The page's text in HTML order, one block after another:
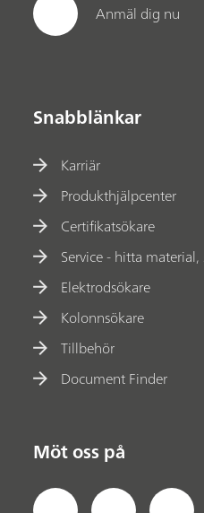
Anmäl dig nu
Snabblänkar
Karriär
Produkthjälpcenter
Certifikatsökare
Service - hitta
Elektrodsökare
Kolonnsökare
Tillbehör
Document Finder
Möt oss på